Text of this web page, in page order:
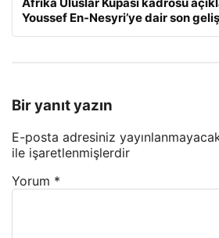
Youssef En-Nesyri’ye dair son
Bir yanıt yazın
E-posta adresiniz
ile işaretlenmişlerdir
Yorum *